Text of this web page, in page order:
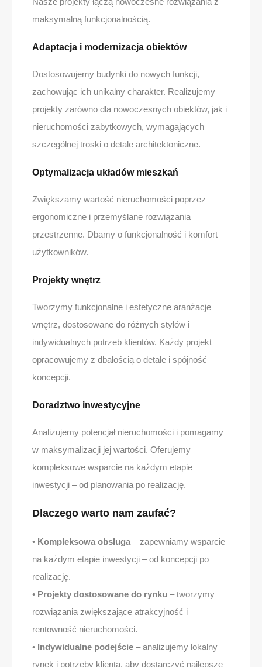
maksymalną funkcjonalnością.
Adaptacja i modernizacja obiektów
Dostosowujemy budynki do nowych funkcji,
zachowując ich unikalny charakter. Realizujemy
projekty zarówno dla nowoczesnych obiektów, jak i
nieruchomości zabytkowych, wymagających
szczególnej troski o detale architektoniczne.
Optymalizacja układów mieszkań
Zwiększamy wartość nieruchomości poprzez
ergonomiczne i przemyślane rozwiązania
przestrzenne. Dbamy o funkcjonalność i komfort
użytkowników.
Projekty wnętrz
Tworzymy funkcjonalne i estetyczne aranżacje
wnętrz, dostosowane do różnych stylów i
indywidualnych potrzeb klientów. Każdy projekt
opracowujemy z dbałością o detale i spójność
koncepcji.
Doradztwo inwestycyjne
Analizujemy potencjał nieruchomości i pomagamy
w maksymalizacji jej wartości. Oferujemy
kompleksowe wsparcie na każdym etapie
inwestycji – od planowania po realizację.
Dlaczego warto nam zaufać?
• Kompleksowa obsługa – zapewniamy wsparcie
na każdym etapie inwestycji – od koncepcji po
realizację.
• Projekty dostosowane do rynku – tworzymy
rozwiązania zwiększające atrakcyjność i
rentowność nieruchomości.
• Indywidualne podejście – analizujemy lokalny
rynek i potrzeby klienta, aby dostarczyć najlepsze